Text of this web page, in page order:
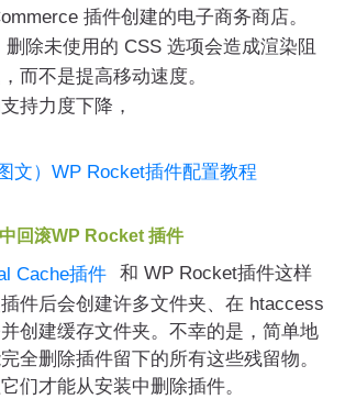
插件创建的电子商务商店。
删除未使用的 CSS 选项会造成渲染阻
而不是提高移动速度。
持力度下降，
图文）WP Rocket插件配置教程
回滚WP Rocket 插件
Cache插件
和 WP Rocket插件这样
件后会创建许多文件夹、在 htaccess
创建缓存文件夹。不幸的是，简单地
全删除插件留下的所有这些残留物。
们才能从安装中删除插件。